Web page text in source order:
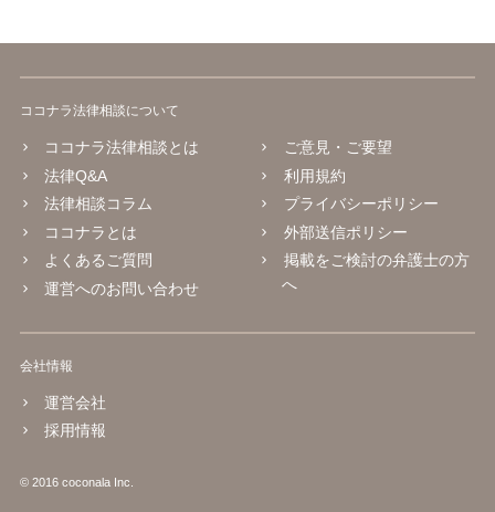
ココナラ法律相談について
ココナラ法律相談とは
法律Q&A
法律相談コラム
ココナラとは
よくあるご質問
運営へのお問い合わせ
ご意見・ご要望
利用規約
プライバシーポリシー
外部送信ポリシー
掲載をご検討の弁護士の方
へ
会社情報
運営会社
採用情報
© 2016 coconala Inc.